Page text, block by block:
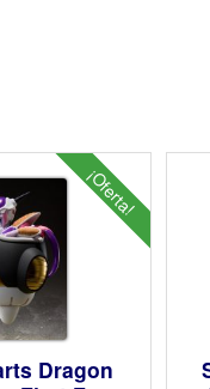
¡Oferta!
Dragon